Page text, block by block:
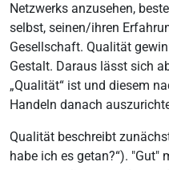
Netzwerks anzusehen,
selbst, seinen/ihren
Gesellschaft. Qualität
Gestalt. Daraus lässt sich
„Qualität“ ist und diesem
Handeln danach
Qualität beschreibt
habe ich es getan?“). "Gut"